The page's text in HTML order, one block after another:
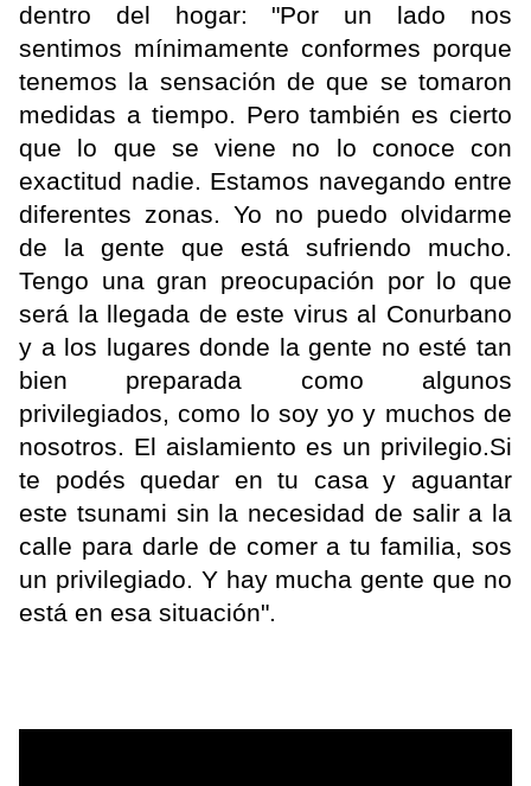
dentro del hogar: "Por un lado nos
sentimos mínimamente conformes porque
tenemos la sensación de que se tomaron
medidas a tiempo. Pero también es cierto
que lo que se viene no lo conoce con
exactitud nadie. Estamos navegando entre
diferentes zonas. Yo no puedo olvidarme
de la gente que está sufriendo mucho.
Tengo una gran preocupación por lo que
será la llegada de este virus al Conurbano
y a los lugares donde la gente no esté tan
bien preparada como algunos
privilegiados, como lo soy yo y muchos de
nosotros. El aislamiento es un privilegio.Si
te podés quedar en tu casa y aguantar
este tsunami sin la necesidad de salir a la
calle para darle de comer a tu familia, sos
un privilegiado. Y hay mucha gente que no
está en esa situación".